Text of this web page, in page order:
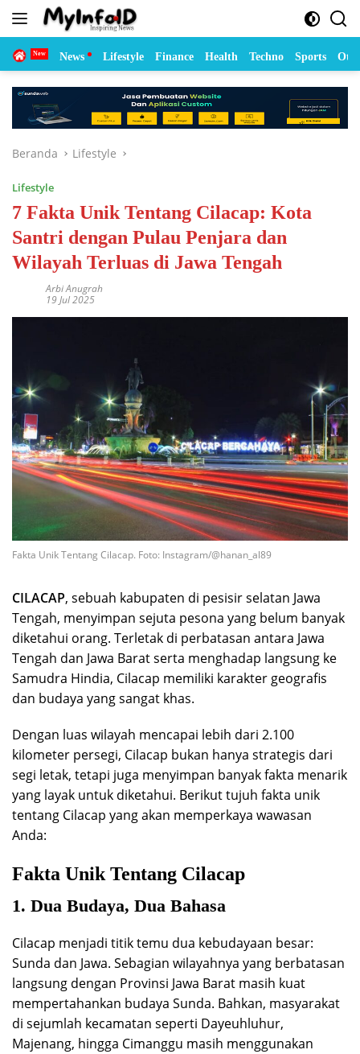
Langsung
Home News Lifestyle Finance Health Techno Sports
Beranda Lifestyle
Lifestyle
7 Fakta Unik Tentang Cilacap: Kota
Santri dengan Pulau Penjara dan
Wilayah Terluas di Jawa Tengah
Arbi Anugrah
19 Jul 2025
Fakta Unik Tentang Cilacap. Foto: Instagram/@hanan_al89
CILACAP, sebuah kabupaten di pesisir selatan Jawa
Tengah, menyimpan sejuta pesona yang belum banyak
diketahui orang. Terletak di perbatasan antara Jawa
Tengah dan Jawa Barat serta menghadap langsung ke
Samudra Hindia, Cilacap memiliki karakter geografis
dan budaya yang sangat khas.
Dengan luas wilayah mencapai lebih dari 2.100
kilometer persegi, Cilacap bukan hanya strategis dari
segi letak, tetapi juga menyimpan banyak fakta menarik
yang layak untuk diketahui. Berikut tujuh fakta unik
tentang Cilacap yang akan memperkaya wawasan
Anda:
Fakta Unik Tentang Cilacap
1. Dua Budaya, Dua Bahasa
Cilacap menjadi titik temu dua kebudayaan besar:
Sunda dan Jawa. Sebagian wilayahnya yang berbatasan
langsung dengan Provinsi Jawa Barat masih kuat
mempertahankan budaya Sunda. Bahkan, masyarakat
di sejumlah kecamatan seperti Dayeuhluhur,
Majenang, hingga Cimanggu masih menggunakan